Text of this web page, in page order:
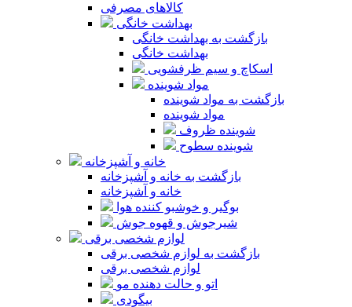
کالاهای مصرفی
بهداشت خانگی
بازگشت به بهداشت خانگی
بهداشت خانگی
اسکاچ و سیم ظرفشویی
مواد شوینده
بازگشت به مواد شوینده
مواد شوینده
شوینده ظروف
شوینده سطوح
خانه و آشپزخانه
بازگشت به خانه و آشپزخانه
خانه و آشپزخانه
بوگیر و خوشبو کننده هوا
شیرجوش و قهوه جوش
لوازم شخصی برقی
بازگشت به لوازم شخصی برقی
لوازم شخصی برقی
اتو و حالت دهنده مو
بیگودی